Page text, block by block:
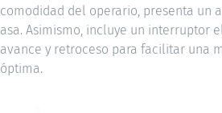
comodidad del operario, presenta un
asa. Asimismo, incluye un interruptor
avance y retroceso para facilitar una
óptima.